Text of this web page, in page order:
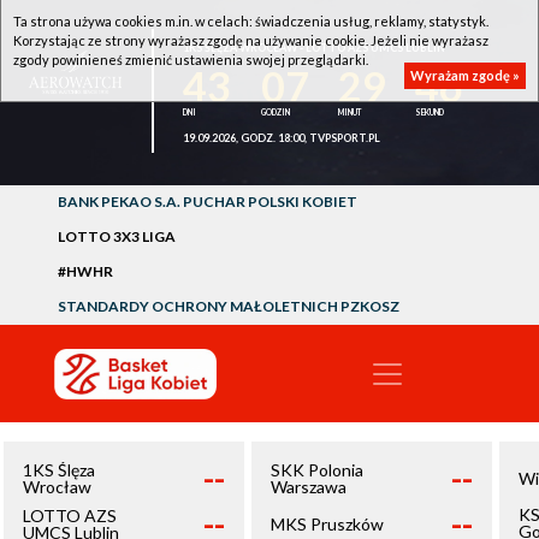
1KS ŚLĘZA WROCŁAW - LOTTO AZS UMCS LUBLIN
46
19.09.2026, GODZ. 18:00, TVPSPORT.PL
BANK PEKAO S.A. PUCHAR POLSKI KOBIET
LOTTO 3X3 LIGA
#HWHR
STANDARDY OCHRONY MAŁOLETNICH PZKOSZ
1KS Ślęza
Wrocław
--
LOTTO AZS
UMCS Lublin
--
SKK Polonia
Warszawa
--
MKS Pruszków --
Ta strona używa cookies m.in. w celach: świadczenia usług, reklamy, statystyk.
Korzystając ze strony wyrażasz zgodę na używanie cookie. Jeżeli nie wyrażasz
zgody powinieneś zmienić ustawienia swojej przeglądarki.
Wyrażam zgodę »